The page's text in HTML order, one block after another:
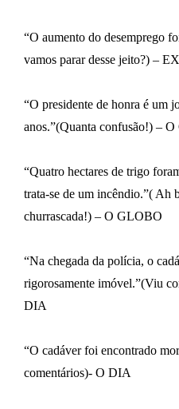
“O aumento do desemprego
vamos parar desse jeito?) –
“O presidente de honra é um
anos.”(Quanta confusão!) –
“Quatro hectares de trigo
trata-se de um incêndio.”( Ah
churrascada!) – O GLOBO
“Na chegada da polícia, o
rigorosamente imóvel.”(Viu
DIA
“O cadáver foi encontrado
comentários)- O DIA